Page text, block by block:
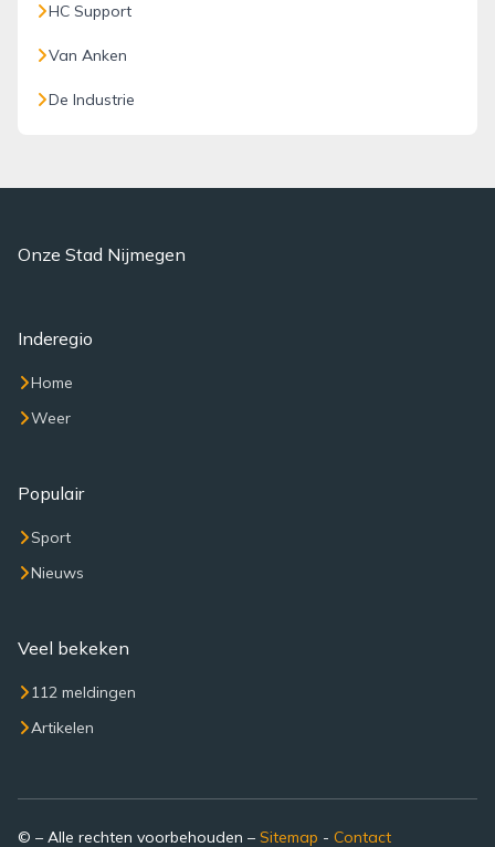
HC Support
Van Anken
De Industrie
Onze Stad Nijmegen
Inderegio
Home
Weer
Populair
Sport
Nieuws
Veel bekeken
112 meldingen
Artikelen
© – Alle rechten voorbehouden – Sitemap - Contact